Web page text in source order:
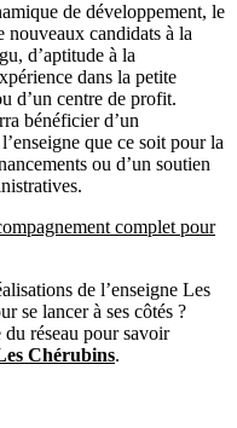
de développement, le
nouveaux candidats à la
d’aptitude à la
dans la petite
d’un centre de profit.
bénéficier d’un
que ce soit pour la
ou d’un soutien
complet pour
de l’enseigne Les
se lancer à ses côtés ?
réseau pour savoir
Chérubins.